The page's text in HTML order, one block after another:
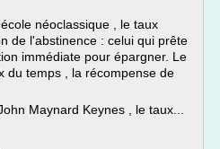
néoclassique , le taux
de l'abstinence : celui qui prête
immédiate pour épargner. Le
du temps , la récompense de
Maynard Keynes , le taux...